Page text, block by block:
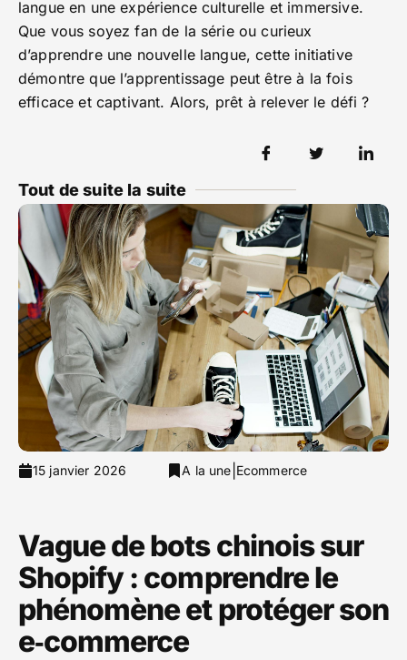
langue en une expérience culturelle et immersive.
Que vous soyez fan de la série ou curieux
d’apprendre une nouvelle langue, cette initiative
démontre que l’apprentissage peut être à la fois
efficace et captivant. Alors, prêt à relever le défi ?
Tout de suite la suite
15 janvier 2026 A la une Ecommerce
Vague de bots chinois sur
Shopify : comprendre le
phénomène et protéger son
e‑commerce